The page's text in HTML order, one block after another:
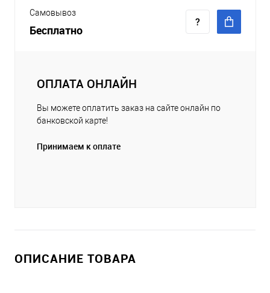
Самовывоз
Бесплатно
ОПЛАТА ОНЛАЙН
Вы можете оплатить заказ на сайте онлайн по
банковской карте!
Принимаем к оплате
ОПИСАНИЕ ТОВАРА